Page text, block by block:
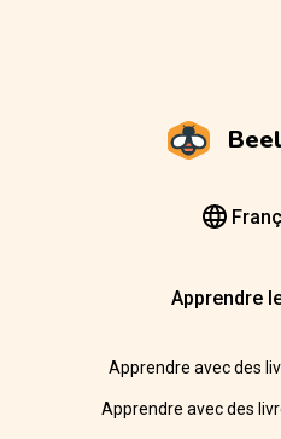
Apprendre
Apprendre avec des
Apprendre avec des